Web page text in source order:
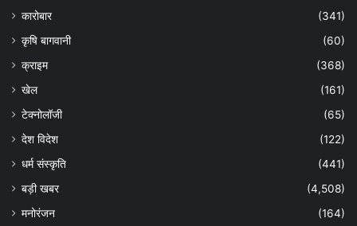
कारोबार
(341)
कृषि बागवानी
(60)
क्राइम
(368)
खेल
(161)
टेक्नोलॉजी
(65)
देश विदेश
(122)
धर्म संस्कृति
(441)
बड़ी खबर
(4,508)
मनोरंजन
(164)